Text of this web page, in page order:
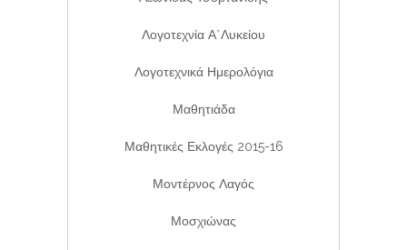
Λογοτεχνία Α΄λυκείου
Λογοτεχνικά Ημερολόγια
Μαθητιάδα
Μαθητικές Εκλογές 2015-16
Μοντέρνος Λαγός
Μοσχιώνας